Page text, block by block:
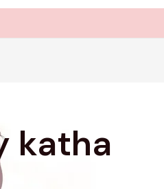
katha